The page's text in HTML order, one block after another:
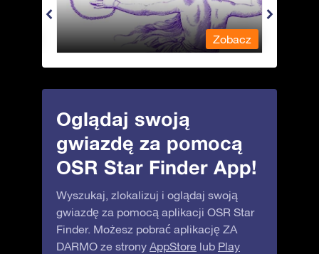
Zobacz
Oglądaj swoją
gwiazdę za pomocą
OSR Star Finder App!
Wyszukaj, zlokalizuj i oglądaj swoją
gwiazdę za pomocą aplikacji OSR Star
Finder. Możesz pobrać aplikację ZA
DARMO ze strony AppStore lub Play